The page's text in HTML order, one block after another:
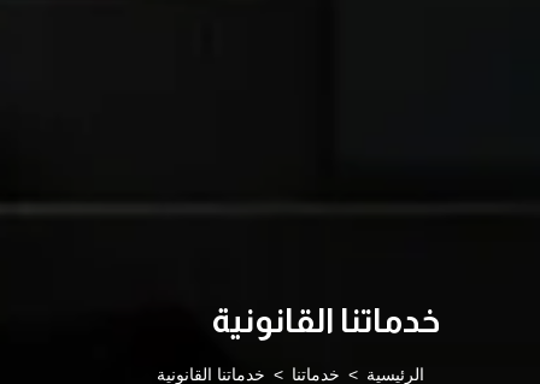
خدماتنا القانونية
الرئيسية خدماتنا خدماتنا القانونية